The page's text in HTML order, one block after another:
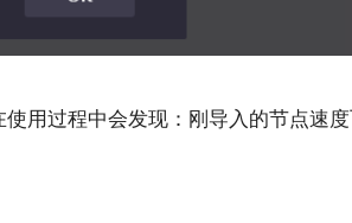
用过程中会发现：刚导入的节点速